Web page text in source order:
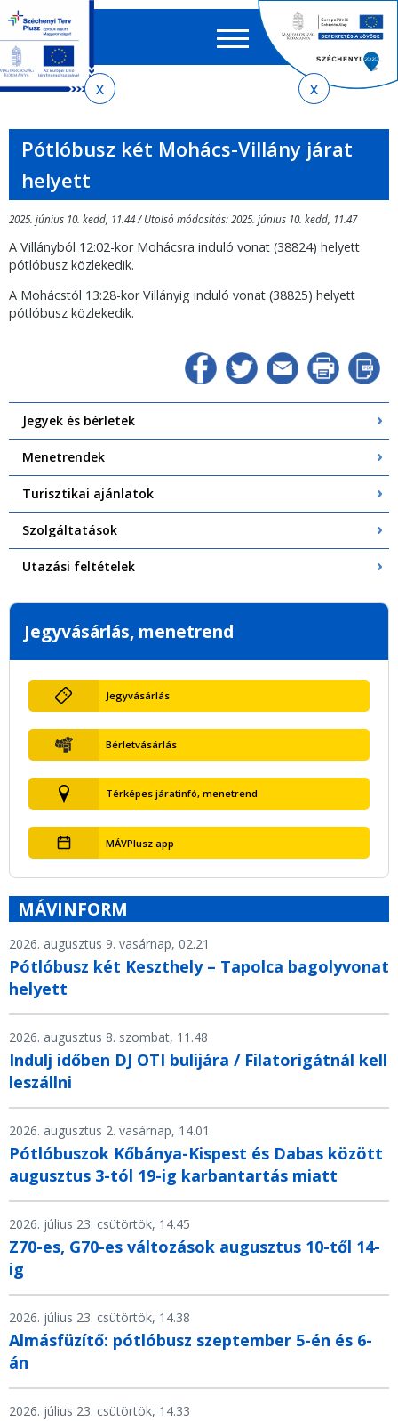
menetrendkeresőhöz
almenühöz
tartalomra
oldaltérképre
EN HU
űrlap
Pótlóbusz két Mohács-Villány járat
helyett
2025. június 10. kedd, 11.44 / Utolsó módosítás: 2025. június 10. kedd, 11.47
A Villányból 12:02-kor Mohácsra induló vonat (38824) helyett
pótlóbusz közlekedik.
A Mohácstól 13:28-kor Villányig induló vonat (38825) helyett
pótlóbusz közlekedik.
Jegyek és bérletek
Menetrendek
Turisztikai ajánlatok
Szolgáltatások
Utazási feltételek
Jegyvásárlás, menetrend
Jegyvásárlás
Bérletvásárlás
Térképes járatinfó, menetrend
MÁVPlusz app
MÁVINFORM
2026. augusztus 9. vasárnap, 02.21
Pótlóbusz két Keszthely – Tapolca bagolyvonat
helyett
2026. augusztus 8. szombat, 11.48
Indulj időben DJ OTI bulijára / Filatorigátnál kell
leszállni
2026. augusztus 2. vasárnap, 14.01
Pótlóbuszok Kőbánya-Kispest és Dabas között
augusztus 3-tól 19-ig karbantartás miatt
2026. július 23. csütörtök, 14.45
Z70-es, G70-es változások augusztus 10-től 14-
ig
2026. július 23. csütörtök, 14.38
Almásfüzítő: pótlóbusz szeptember 5-én és 6-
án
2026. július 23. csütörtök, 14.33